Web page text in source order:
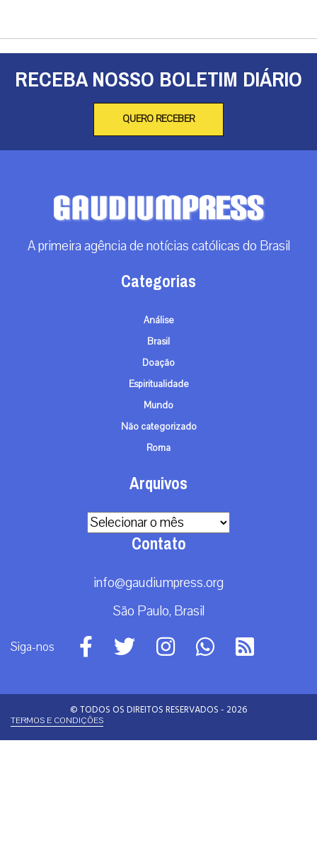
RECEBA NOSSO BOLETIM DIÁRIO
QUERO RECEBER
A primeira agência de notícias católicas do Brasil
Categorias
Análise
Brasil
Doação
Espiritualidade
Mundo
Não categorizado
Roma
Arquivos
Arquivos
Contato
info@gaudiumpress.org
São Paulo, Brasil
Siga-nos
© TODOS OS DIREITOS RESERVADOS - 2026
TERMOS E CONDIÇÕES